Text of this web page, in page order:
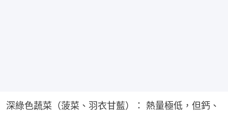
深綠色蔬菜（菠菜、羽衣甘藍）： 熱量極低，但鈣、